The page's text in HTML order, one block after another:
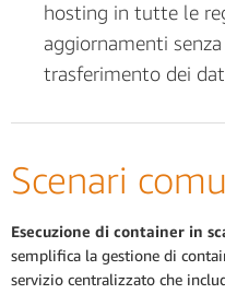
hosting in tutte le
aggiornamenti
trasferimento dei
Scenari
Esecuzione di container in
semplifica la gestione di
servizio centralizzato che